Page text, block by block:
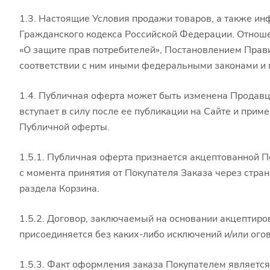
1.3. Настоящие Условия продажи товаров, а также
Гражданского кодекса Российской Федерации.
«О защите прав потребителей», Постановлением
соответствии с ним иными федеральными законами
1.4. Публичная оферта может быть изменена
вступает в силу после ее публикации на Сайте и
Публичной оферты.
1.5.1. Публичная оферта признается акцептованной
с момента принятия от Покупателя Заказа через
раздела Корзина.
1.5.2. Договор, заключаемый на основании
присоединяется без каких-либо исключений и/или
1.5.3. Факт оформления заказа Покупателем